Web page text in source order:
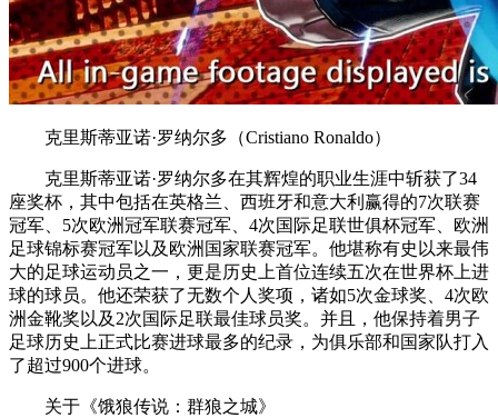
克里斯蒂亚诺·罗纳尔多（Cristiano Ronaldo）
克里斯蒂亚诺·罗纳尔多在其辉煌的职业生涯中斩获了34
座奖杯，其中包括在英格兰、西班牙和意大利赢得的7次联赛
冠军、5次欧洲冠军联赛冠军、4次国际足联世俱杯冠军、欧洲
足球锦标赛冠军以及欧洲国家联赛冠军。他堪称有史以来最伟
大的足球运动员之一，更是历史上首位连续五次在世界杯上进
球的球员。他还荣获了无数个人奖项，诸如5次金球奖、4次欧
洲金靴奖以及2次国际足联最佳球员奖。并且，他保持着男子
足球历史上正式比赛进球最多的纪录，为俱乐部和国家队打入
了超过900个进球。
关于《饿狼传说：群狼之城》